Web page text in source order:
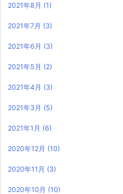
2021年8月 (1)
2021年7月 (3)
2021年6月 (3)
2021年5月 (2)
2021年4月 (3)
2021年3月 (5)
2021年1月 (6)
2020年12月 (10)
2020年11月 (3)
2020年10月 (10)